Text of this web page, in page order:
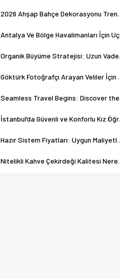
sometimes...
Bu bağlamda, İstanbul
kadınların...
2026 Ahşap Bahçe Dekorasyonu Trendleri: Doğal ve Modern Tasarım Önerileri
Antalya Ve Bölge Havalimanları İçin Uçak Radarı
Organik Büyüme Stratejisi: Uzun Vadede Sosyal Medya Başarısı Nasıl Sağlanır?
Göktürk Fotoğrafçı Arayan Veliler İçin Okul Kaydı Fotoğrafı Hazırlık Listesi
Seamless Travel Begins: Discover the Convenience of Istanbul Transfer Services
İstanbul’da Güvenli ve Konforlu Kız Öğrenci Yurtları
Hazır Sistem Fiyatları: Uygun Maliyetlerle Verimlilik Sağlayın
Nitelikli Kahve Çekirdeği Kalitesi Nereden Anlaşılır?